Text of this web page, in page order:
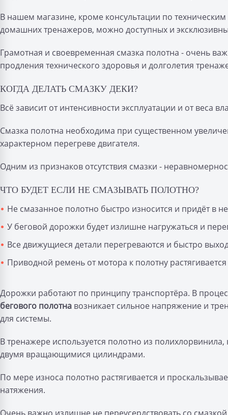
В нашем магазине, кроме консультации по
домашних тренажеров, можно доступных и
Грамотная и своевременная смазка полотна - очень
продления технического здоровья и долголетия
КОГДА ДЕЛАТЬ СМАЗКУ ДЕКИ?
Всё зависит от интенсивности эксплуатации и от веса
Смазка полотна необходима при существенном
характерном перегреве двигателя.
Одним из признаков отсутствия смазки -
ЧТО БУДЕТ ЕСЛИ НЕ СМАЗЫВАТЬ ПОЛОТНО?
Не смазанное полотно быстро износится и придёт в
У беговой дорожки будет излишне нагружаться и
Все движущиеся детали перегреваются и быстро
Приводной ремень от мотора к полотну
Дорожки работают по принципу транспортёра. В
бегового полотна возникает сильное напряжение и
для системы.
В тренажере используется полотно из
двумя вращающимися цилиндрами.
По мере износа полотно растягивается и
натяжения.